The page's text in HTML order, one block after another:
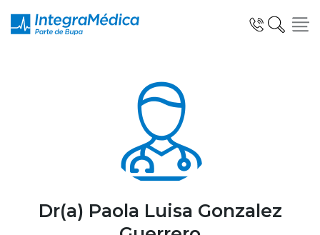
Especialidades y Servicios
Telemedicina Blua
Dr(a) Paola Luisa Gonzalez